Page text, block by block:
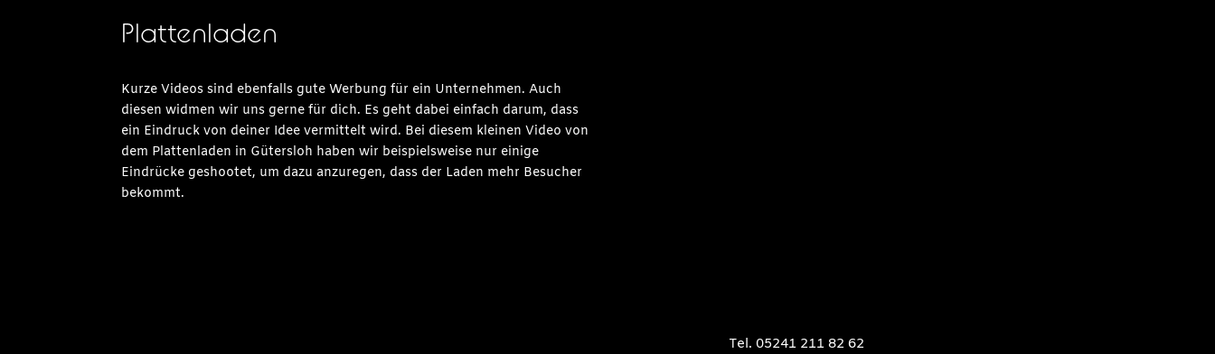
Plattenladen
Kurze Videos sind ebenfalls gute Werbung für ein Unternehmen. Auch
diesen widmen wir uns gerne für dich. Es geht dabei einfach darum, dass
ein Eindruck von deiner Idee vermittelt wird. Bei diesem kleinen Video von
dem Plattenladen in Gütersloh haben wir beispielsweise nur einige
Eindrücke geshootet, um dazu anzuregen, dass der Laden mehr Besucher
bekommt.
Tel. 05241 211 82 62